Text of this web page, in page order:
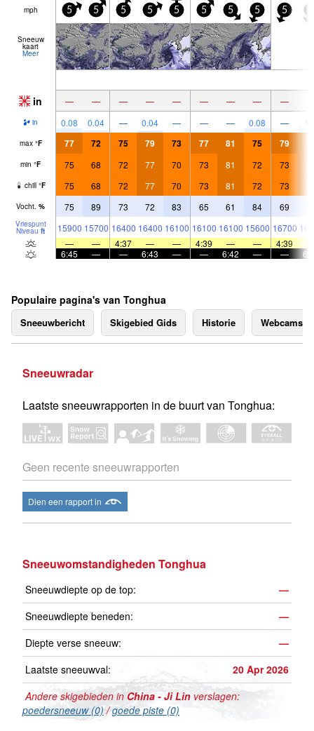
mph 5 5 5 5 5 5 5 5 5
Sneeuw
kaart
Meer
in — — — — — — — — —
in 0.08 0.04 — 0.04 — — — 0.08 —
max °F 77 72 75 79 73 77 81 75 79
min °F 75 68 72 77 70 73 81 72 73
chill °F 75 68 72 77 70 73 81 72 73
Vocht. % 75 89 73 72 83 65 61 84 69
Vriespunt
Niveau ft 15900 15700 16400 16400 16100 16100 16100 15600 16700
—
— 4:37 — — 4:39 — — 4:39
6:45
— — 6:43 — — 6:42 — —
Populaire pagina's van Tonghua
Sneeuwbericht Skigebied Gids Historie Webcams
Sneeuwradar
Laatste sneeuwrapporten in de buurt van Tonghua:
Geen recente sneeuwrapporten
Dien een rapport in
Sneeuwomstandigheden Tonghua
Sneeuwdiepte op de top:
—
Sneeuwdiepte beneden:
—
Diepte verse sneeuw:
—
Laatste sneeuwval:
20 Apr 2026
Andere skigebieden in China - Ji Lin verslagen:
poedersneeuw (0)/goede piste (0)